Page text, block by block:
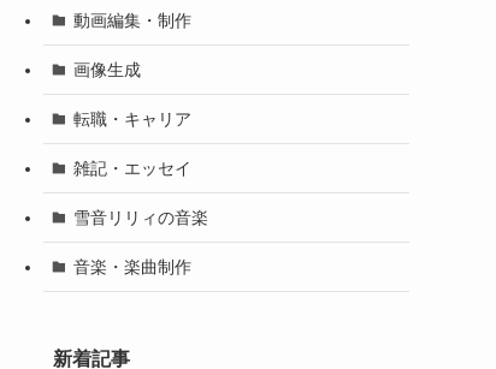
動画編集・制作
画像生成
転職・キャリア
雑記・エッセイ
雪音リリィの音楽
音楽・楽曲制作
新着記事